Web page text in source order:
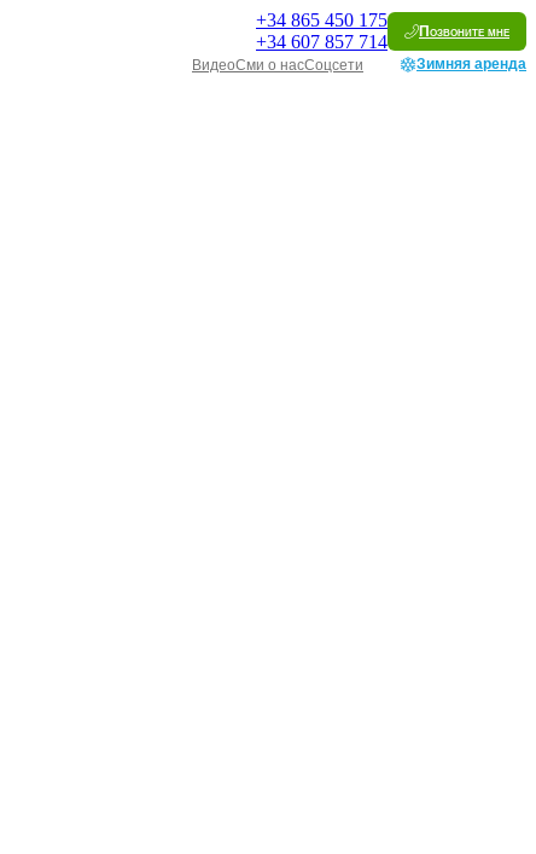
+34 865 450 175
+34 607 857 714
Позвоните мне
ВидеоСми о насСоцсети Зимняя аренда